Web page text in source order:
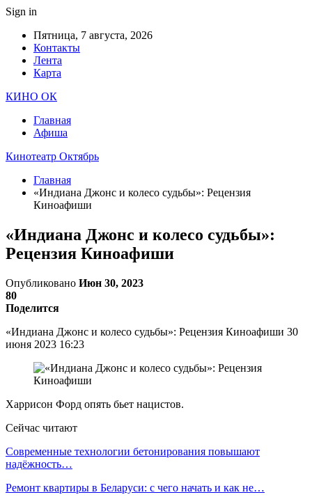
Sign in
Пятница, 7 августа, 2026
Контакты
Лента
Карта
КИНО ОК
Главная
Афиша
Кинотеатр Октябрь
Главная
«Индиана Джонс и колесо судьбы»: Рецензия
Киноафиши
«Индиана Джонс и колесо судьбы»:
Рецензия Киноафиши
Опубликовано Июн 30, 2023
80
Поделится
«Индиана Джонс и колесо судьбы»: Рецензия Киноафиши 30
июня 2023 16:23
Харрисон Форд опять бьет нацистов.
Сейчас читают
Современные технологии бетонирования повышают
надёжность…
Ремонт квартиры в Беларуси: с чего начать и как не…